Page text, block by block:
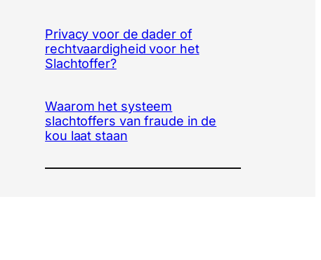
Privacy voor de dader of
rechtvaardigheid voor het
Slachtoffer?
Waarom het systeem
slachtoffers van fraude in de
kou laat staan